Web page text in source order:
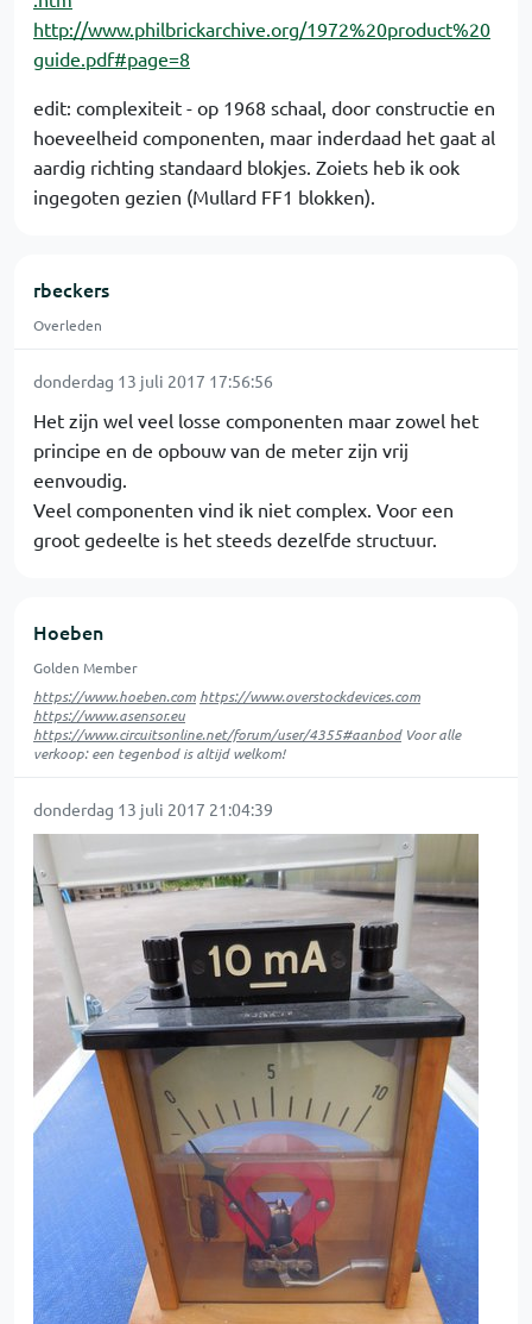
http://www.philbrickarchive.org/1972%20product%20
guide.pdf#page=8
edit: complexiteit - op 1968 schaal, door constructie en
hoeveelheid componenten, maar inderdaad het gaat al
aardig richting standaard blokjes. Zoiets heb ik ook
ingegoten gezien (Mullard FF1 blokken).
rbeckers
Overleden
donderdag 13 juli 2017 17:56:56
Het zijn wel veel losse componenten maar zowel het
principe en de opbouw van de meter zijn vrij
eenvoudig.
Veel componenten vind ik niet complex. Voor een
groot gedeelte is het steeds dezelfde structuur.
Hoeben
Golden Member
https://www.hoeben.com https://www.overstockdevices.com
https://www.asensor.eu
https://www.circuitsonline.net/forum/user/4355#aanbodVoor alle
verkoop: een tegenbod is altijd welkom!
donderdag 13 juli 2017 21:04:39